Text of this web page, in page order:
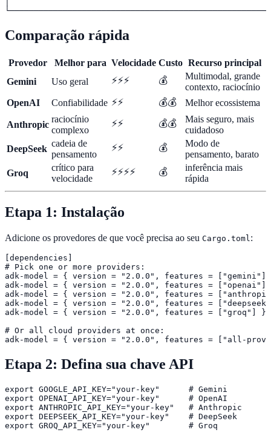
Comparação rápida
Provedor Melhor para Velocidade Custo Recurso principal
Gemini
Uso geral ⚡⚡⚡ 💰
Multimodal, grande
contexto, raciocínio
OpenAI
Confiabilidade ⚡⚡ 💰💰 Melhor ecossistema
Anthropic
raciocínio
complexo
⚡⚡ 💰💰
Mais seguro, mais
cuidadoso
DeepSeek
cadeia de
pensamento
⚡⚡ 💰
Modo de
pensamento, barato
Groq
crítico para
velocidade
⚡⚡⚡⚡ 💰
inferência mais
rápida
Etapa 1: Instalação
Adicione os provedores de que você precisa ao seu Cargo.toml :
[dependencies]
# Pick one or more providers:
adk-model = { version = "2.0.0", features =
adk-model = { version = "2.0.0", features = ["openai"]
adk-model = { version = "2.0.0", features =
adk-model = { version = "2.0.0", features =
adk-model = { version = "2.0.0", features =
# Or all cloud providers at once:
adk-model = { version = "2.0.0", features = ["all-
Etapa 2: Defina sua chave API
export GOOGLE_API_KEY="your-key"      # Gemini
export OPENAI_API_KEY="your-key"      # OpenAI
export ANTHROPIC_API_KEY="your-key"   # Anthropic
export DEEPSEEK_API_KEY="your-key"    # DeepSeek
export GROQ_API_KEY="your-key"        # Groq